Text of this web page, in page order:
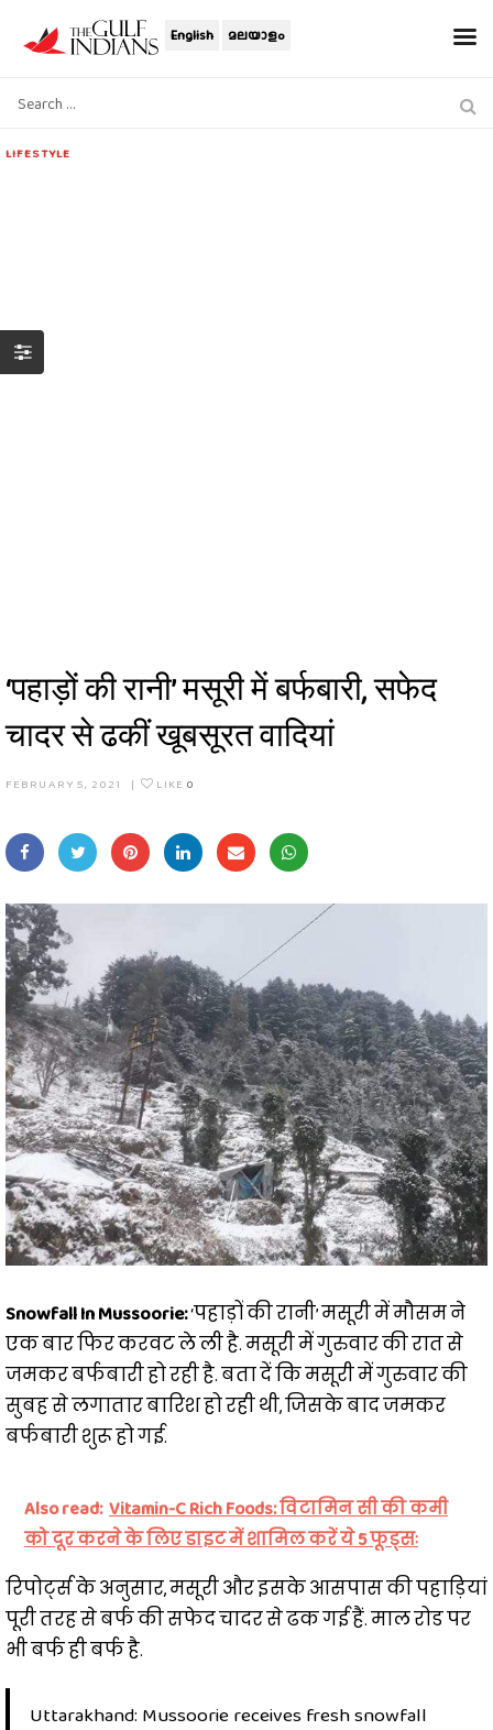
English മലയാളം
LIFESTYLE
‘पहाड़ों की रानी’ मसूरी में बर्फबारी, सफेद
चादर से ढकीं खूबसूरत वादियां
FEBRUARY 5, 2021 | LIKE 0
Snowfall In Mussoorie:‘पहाड़ों की रानी’ मसूरी में मौसम ने
एक बार फिर करवट ले ली है. मसूरी में गुरुवार की रात से
जमकर बर्फबारी हो रही है. बता दें कि मसूरी में गुरुवार की
सुबह से लगातार बारिश हो रही थी, जिसके बाद जमकर
बर्फबारी शुरू हो गई.
Also read: Vitamin-C Rich Foods: विटामिन सी की कमी
को दूर करने के लिए डाइट में शामिल करें ये 5 फूड्सः
रिपोर्ट्स के अनुसार, मसूरी और इसके आसपास की पहाड़ियां
पूरी तरह से बर्फ की सफेद चादर से ढक गई हैं. माल रोड पर
भी बर्फ ही बर्फ है.
Uttarakhand: Mussoorie receives fresh snowfall